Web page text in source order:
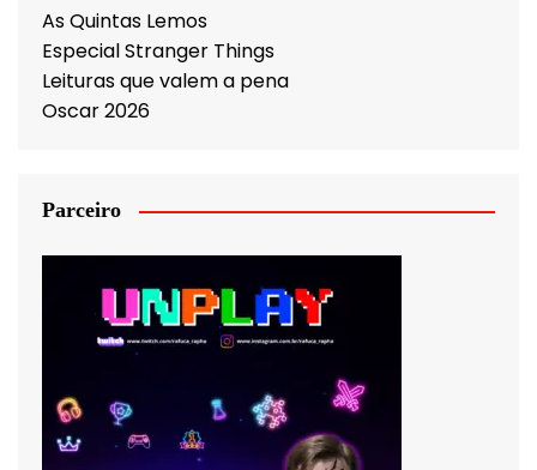
As Quintas Lemos
Especial Stranger Things
Leituras que valem a pena
Oscar 2026
Parceiro